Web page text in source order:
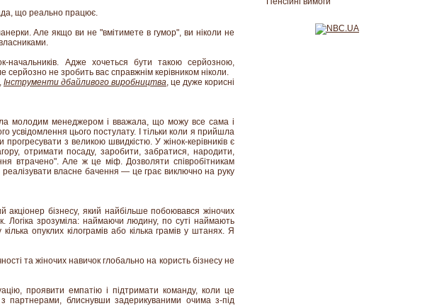
що реально працює.
Але якщо ви не "вмітимете в гумор", ви ніколи не
начальників. Адже хочеться бути такою серйозною,
не зробить вас справжнім керівником ніколи.
Інструменти дбайливого виробництва, це дуже корисні
молодим менеджером і вважала, що можу все сама і
цього постулату. І тільки коли я прийшла
з великою швидкістю. У жінок-керівників є
отримати посаду, заробити, забратися, народити,
втрачено". Але ж це міф. Дозволяти співробітникам
власне бачення — це грає виключно на руку
бізнесу, який найбільше побоювався жіночих
Логіка зрозуміла: наймаючи людину, по суті наймають
опуклих кілограмів або кілька грамів у штанях. Я
та жіночих навичок глобально на користь бізнесу не
проявити емпатію і підтримати команду, коли це
партнерами, блиснувши задерикуваними очима з-під